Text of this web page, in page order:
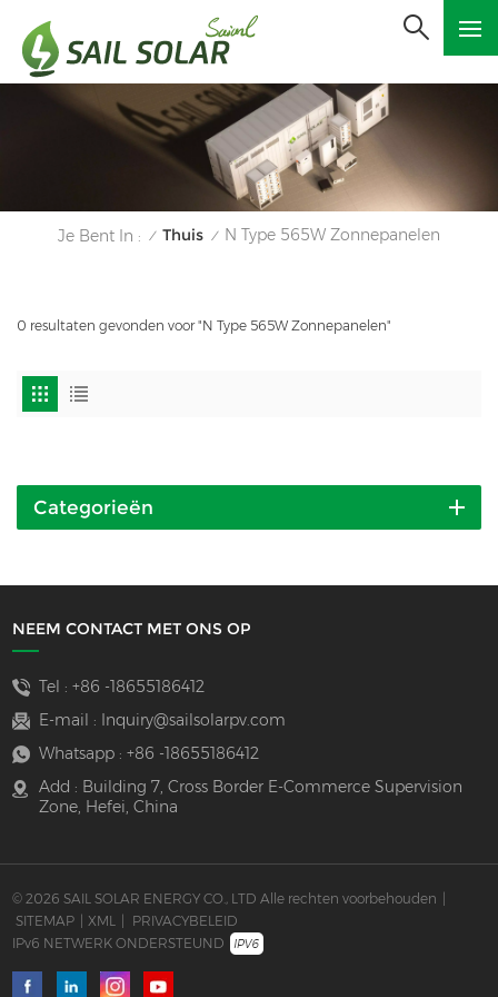
Je Bent In : / Thuis / N Type 565W Zonnepanelen
0 resultaten gevonden voor "N Type 565W Zonnepanelen"
Categorieën
NEEM CONTACT MET ONS OP
Tel : +86 -18655186412
E-mail :
Inquiry@sailsolarpv.com
Whatsapp : +86 -18655186412
Add : Building 7, Cross Border E-Commerce Supervision
Zone, Hefei, China
© 2026 SAIL SOLAR ENERGY CO., LTD Alle rechten voorbehouden |
SITEMAP | XML | PRIVACYBELEID
IPv6 NETWERK ONDERSTEUND